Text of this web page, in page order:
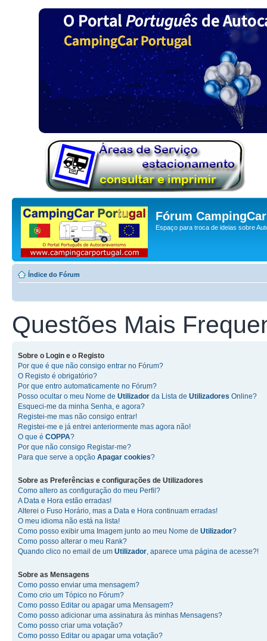
Fórum
Espaço para troca de ideias sobre
Índice do Fórum
Questões Mais
Sobre o Login e o Registo
Por que é que não consigo entrar no Fórum?
O Registo é obrigatório?
Por que entro automaticamente no Fórum?
Posso ocultar o meu Nome de Utilizador da Lista de Utilizadores Online?
Esqueci-me da minha Senha, e agora?
Registei-me mas não consigo entrar!
Registei-me e já entrei anteriormente mas agora não!
O que é COPPA?
Por que não consigo Registar-me?
Para que serve a opção Apagar cookies?
Sobre as Preferências e configurações de Utilizadores
Como altero as configuração do meu Perfil?
A Data e Hora estão erradas!
Alterei o Fuso Horário, mas a Data e Hora continuam erradas!
O meu idioma não está na lista!
Como posso exibir uma Imagem junto ao meu Nome de Utilizador?
Como posso alterar o meu Rank?
Quando clico no email de um Utilizador, aparece uma página de acesse?!
Sobre as Mensagens
Como posso enviar uma mensagem?
Como crio um Tópico no Fórum?
Como posso Editar ou apagar uma Mensagem?
Como posso adicionar uma assinatura às minhas Mensagens?
Como posso criar uma votação?
Como posso Editar ou apagar uma votação?